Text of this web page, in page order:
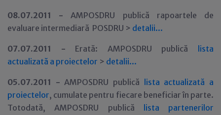
08.07.2011 -AMPOSDRU publică rapoartele de
evaluare intermediară POSDRU > detalii...
07.07.2011 - Erată: AMPOSDRU publică
lista
actualizată a proiectelor > detalii...
05.07.2011 -AMPOSDRU publică
lista actualizată a
proiectelor, cumulate pentru fiecare beneficiar în parte.
Totodată, AMPOSDRU publică
lista partenerilor